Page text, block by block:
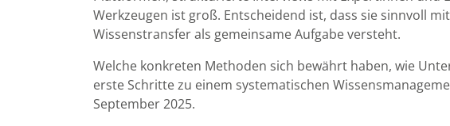
Werkzeugen ist groß. Entscheidend ist, dass sie sinnvoll
Wissenstransfer als gemeinsame Aufgabe versteht.
Welche konkreten Methoden sich bewährt haben, wie
erste Schritte zu einem systematischen
September 2025.